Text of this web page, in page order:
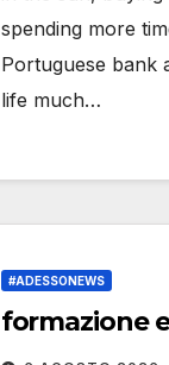
spending more
Portuguese bank
life much…
#ADESSONEWS
formazione